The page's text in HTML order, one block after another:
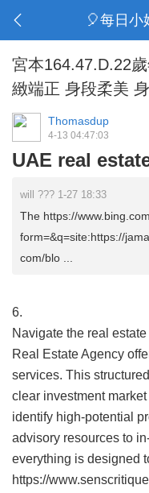
🎈每日小
宮本164.47.D.22
緻端正 身段柔美
Thomasdup
4-13 04:47:03
UAE real
will ??? 1-27 18:33
The https://
form=&q=site:https://
com/blo ...
6.
Navigate the real
Real Estate Agency
services. This
clear investment
identify high-potential
advisory resources to
everything is designed
https://